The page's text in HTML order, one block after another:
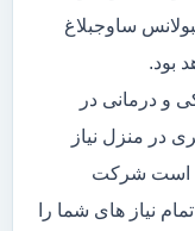
ساوجبلاغ
بود.
و درمانی در
در منزل نیاز
است شرکت
نیاز های شما را